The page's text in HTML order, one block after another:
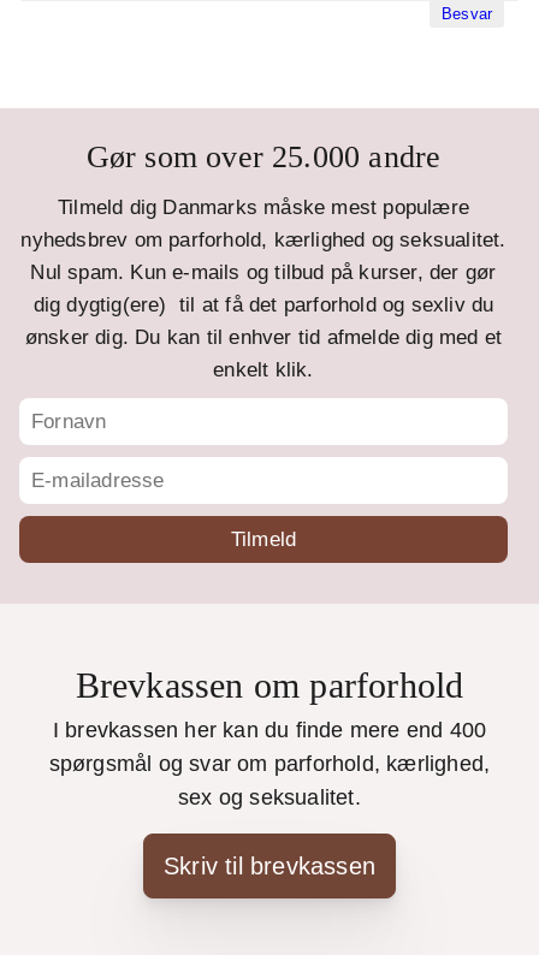
Besvar
Gør som over 25.000 andre
Tilmeld dig Danmarks måske mest populære
nyhedsbrev om parforhold, kærlighed og seksualitet.
Nul spam. Kun e-mails og tilbud på kurser, der gør
dig dygtig(ere) til at få det parforhold og sexliv du
ønsker dig. Du kan til enhver tid afmelde dig med et
enkelt klik.
Brevkassen om parforhold
I brevkassen her kan du finde mere end 400
spørgsmål og svar om parforhold, kærlighed,
sex og seksualitet.
Skriv til brevkassen